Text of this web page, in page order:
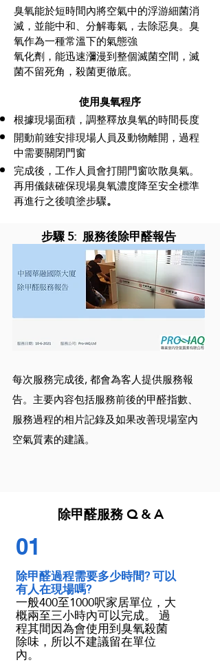
臭氧能於短時間內將空氣中的浮游細菌消
滅，並能中和、分解毒氣，去除惡臭。臭
氧作為一種常溫下的氣態強
氧化劑，能迅速瀰漫到整個滅菌空間，滅
菌不留死角，殺菌更徹底。
​使用臭氧程序
根據現場面積，調整釋放臭氧的時間長度
開動前雖安排現場人員及動物離開，過程
中需要關閉門窗
完成後，工作人員會打開門窗吹散臭氣。
再用儀錶確保現場臭氧濃度降至安全標準
再進行之後噴塗步驟。
步驟 5: 服務後除甲醛報告​
每次服務完成後, 都會為客人提供服務報
告。主要內容包括服務前後的甲醛指數、
服務過程的相片記錄及如果改善現場室內
空氣質素的建議。
01
除甲醛過程需要多少時間? 可以
有人在現場嗎?
一般400至1000呎家居單位，大
概兩至三小時內可以完成。 過
程其間因為會使用到臭氧殺菌
除味，所以不建議留在單位
內。
除甲醛服務 Q & A